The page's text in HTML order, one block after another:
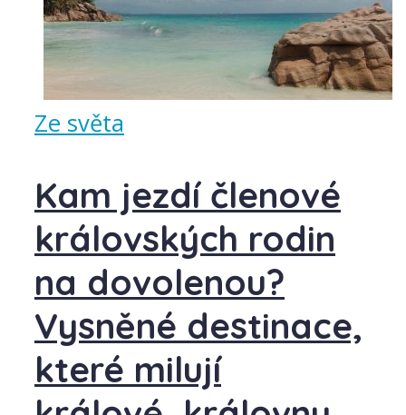
Ze světa
Kam jezdí členové
královských rodin
na dovolenou?
Vysněné destinace,
které milují